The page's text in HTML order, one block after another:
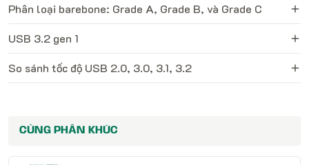
Phân loại barebone: Grade A, Grade B, và Grade C
USB 3.2 gen 1
So sánh tốc độ USB 2.0, 3.0, 3.1, 3.2
CÙNG PHÂN KHÚC